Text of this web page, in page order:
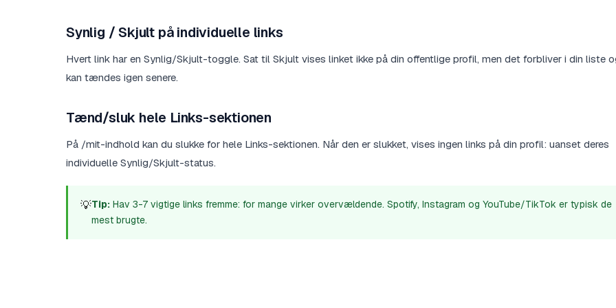
Synlig / Skjult på individuelle links
Hvert link har en Synlig/Skjult-toggle. Sat til Skjult vises linket ikke på din offentlige profil, men det forbliver i din liste
kan tændes igen senere.
Tænd/sluk hele Links-sektionen
På /mit-indhold kan du slukke for hele Links-sektionen. Når den er slukket, vises ingen links på din profil: uanset deres
individuelle Synlig/Skjult-status.
💡Tip: Hav 3-7 vigtige links fremme: for mange virker overvældende. Spotify, Instagram og YouTube/TikTok er typisk de
mest brugte.